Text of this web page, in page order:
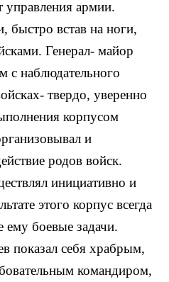
управления армии.
быстро встав на ноги,
Генерал- майор
с наблюдательного
твердо, уверенно
корпусом
и
родов войск.
инициативно и
этого корпус всегда
ему боевые задачи.
показал себя храбрым,
командиром,